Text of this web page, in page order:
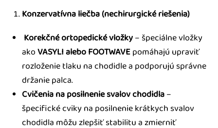
Konzervatívna liečba (nechirurgické riešenia)
Korekčné ortopedické vložky– špeciálne vložky
akoVASYLI alebo FOOTWAVEpomáhajú upraviť
rozloženie tlaku na chodidle a podporujú správne
držanie palca.
Cvičenia na posilnenie svalov chodidla–
špecifické cviky na posilnenie krátkych svalov
chodidla môžu zlepšiť stabilitu a zmierniť